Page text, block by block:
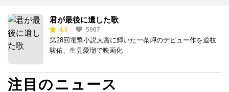
君が最後に遺した歌
4.6 5907
第28回電撃小説大賞に輝いた一条岬のデビュー作を道枝
駿佑、生見愛瑠で映画化
注目のニュース